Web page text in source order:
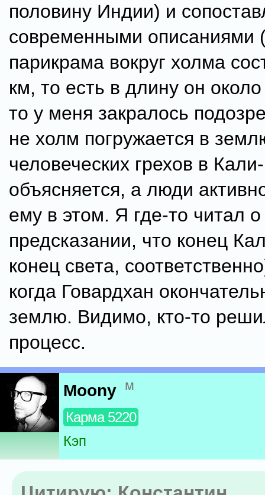
половину Индии) и
современными описаниями
парикрама вокруг холма
км, то есть в длину он
то у меня закралось
не холм погружается в
человеческих грехов в
объясняется, а люди
ему в этом. Я где-то читал о
предсказании, что конец
конец света,
когда Говардхан
землю. Видимо, кто-то
процесс.
Moony м
Карма 5220
Кэп